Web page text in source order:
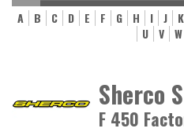
A B C D E F G H I J K
U
V W
Sherco
F 450